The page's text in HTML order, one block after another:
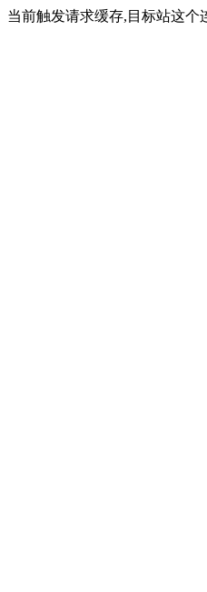
当前触发请求缓存,目标站这